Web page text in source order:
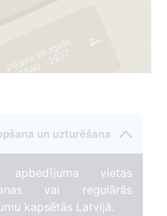
4
Pēters Birzgalis
1
8
4
0
-
1
9
37
un uzturēšana
apbedījuma vietas
vai regulārās
kapsētās Latvijā.